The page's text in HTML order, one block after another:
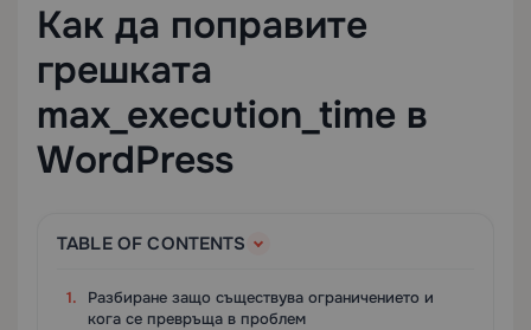
Как да поправите
грешката
max_execution_time в
WordPress
TABLE OF CONTENTS
Разбиране защо съществува ограничението и
кога се превръща в проблем